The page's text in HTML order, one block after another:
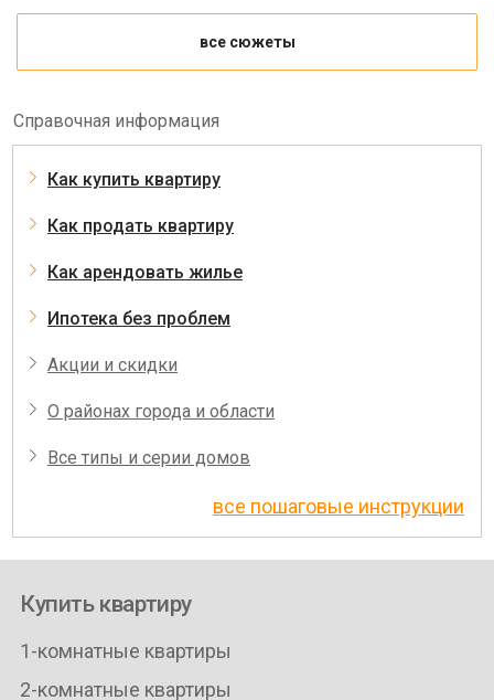
все сюжеты
Справочная информация
Как купить квартиру
Как продать квартиру
Как арендовать жилье
Ипотека без проблем
Акции и скидки
О районах города и области
Все типы и серии домов
все пошаговые инструкции
Купить квартиру
1-комнатные квартиры
2-комнатные квартиры